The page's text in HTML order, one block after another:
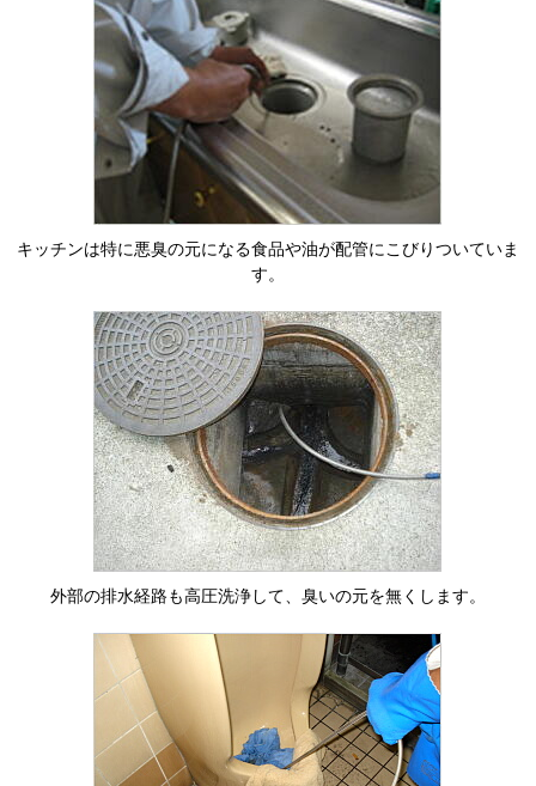
キッチンは特に悪臭の元になる食品や油が配管にこびりついていま
す。
外部の排水経路も高圧洗浄して、臭いの元を無くします。